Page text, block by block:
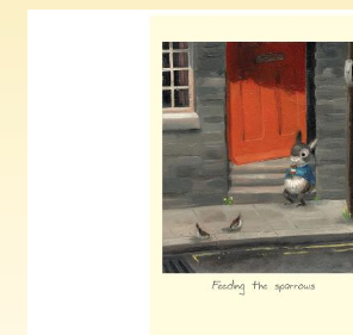
Aurinko Kustannus: kirjat
Auringon kirja- ja paperipuodit verkossa